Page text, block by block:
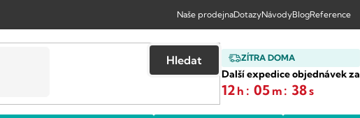
Naše prodejnaDotazyNávodyBlogReference
ZÍTRA DOMA
Další expedice objednávek za
12 h : 05 m : 37s
Hledat